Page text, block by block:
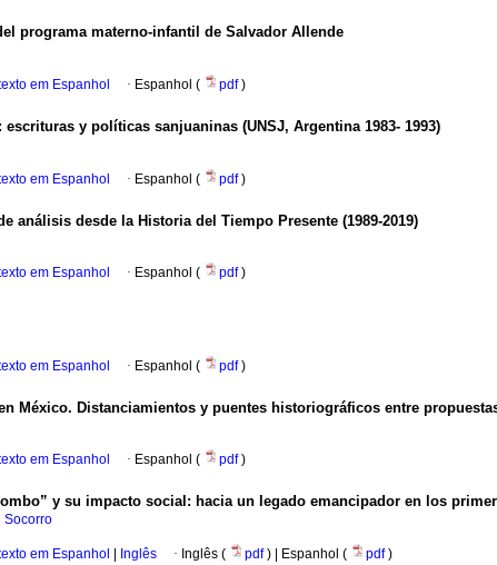
programa materno-infantil de Salvador Allende
em Espanhol · Espanhol ( pdf)
y políticas sanjuaninas (UNSJ, Argentina 1983- 1993)
em Espanhol · Espanhol ( pdf)
análisis desde la Historia del Tiempo Presente (1989-2019)
em Espanhol · Espanhol ( pdf)
em Espanhol · Espanhol ( pdf)
México. Distanciamientos y puentes historiográficos entre
em Espanhol · Espanhol ( pdf)
y su impacto social: hacia un legado emancipador en los
Socorro
em Espanhol Inglês · Inglês ( pdf) | Espanhol ( pdf)